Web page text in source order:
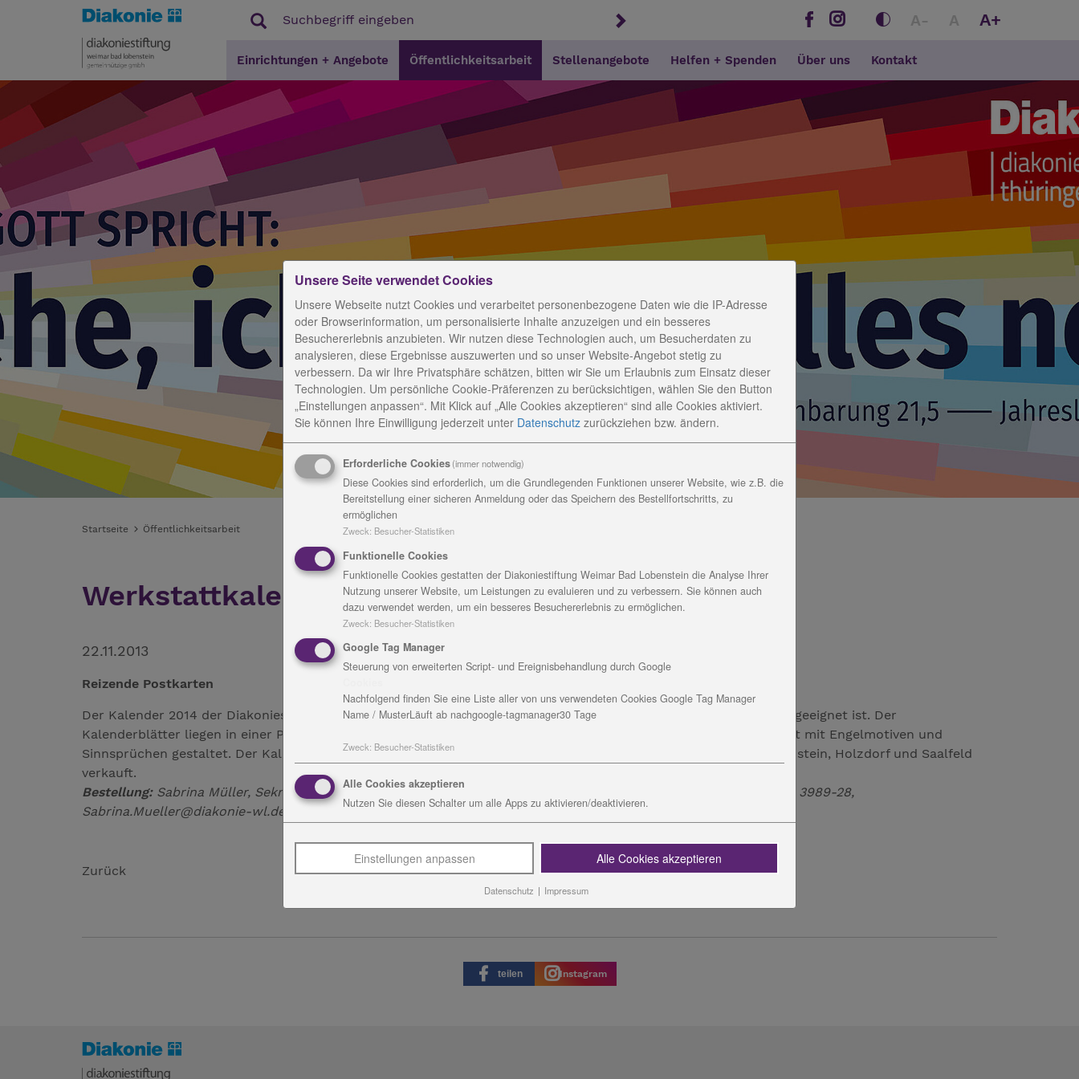
A- A A+
Einrichtungen + Angebote Öffentlichkeitsarbeit Stellenangebote Helfen + Spenden Über uns Kontakt
Startseite Öffentlichkeitsarbeit
Werkstattkalender 2014
22.11.2013
Reizende Postkarten
Der Kalender 2014 der Diakoniestiftung ist erschienen. Die 15. Auflage ist ein Monatskalender, der zum Aufstellen geeignet ist. Der
Kalenderblätter liegen in einer Plastikhülle. Diese können als Postkarten verwendet werden. Jedes Monatsblatt ist mit Engelmotiven und
Sinnsprüchen gestaltet. Der Kalender kostet 6,00 Euro und wird in den Werkstattläden in Altengesees, Bad Lobenstein, Holzdorf und Saalfeld
verkauft.
Bestellung: Sabrina Müller, Sekretariat der Diakoniestiftung, Bayerische Str. 13, 07356 Bad Lobenstein, Tel. 036651 3989-28,
Sabrina.Mueller@diakonie-wl.de
Zurück
teilen Instagram
Unsere Seite verwendet Cookies
Unsere Webseite nutzt Cookies und verarbeitet personenbezogene Daten wie die IP-Adresse
oder Browserinformation, um personalisierte Inhalte anzuzeigen und ein besseres
Besuchererlebnis anzubieten. Wir nutzen diese Technologien auch, um Besucherdaten zu
analysieren, diese Ergebnisse auszuwerten und so unser Website-Angebot stetig zu
verbessern. Da wir Ihre Privatsphäre schätzen, bitten wir Sie um Erlaubnis zum Einsatz dieser
Technologien. Um persönliche Cookie-Präferenzen zu berücksichtigen, wählen Sie den Button
„Einstellungen anpassen“. Mit Klick auf „Alle Cookies akzeptieren“ sind alle Cookies aktiviert.
Sie können Ihre Einwilligung jederzeit unter Datenschutz zurückziehen bzw. ändern.
Erforderliche Cookies(immer notwendig)
Diese Cookies sind erforderlich, um die Grundlegenden Funktionen unserer Website, wie z.B. die
Bereitstellung einer sicheren Anmeldung oder das Speichern des Bestellfortschritts, zu
ermöglichen
Zweck: Besucher-Statistiken
Funktionelle Cookies
Funktionelle Cookies gestatten der Diakoniestiftung Weimar Bad Lobenstein die Analyse Ihrer
Nutzung unserer Website, um Leistungen zu evaluieren und zu verbessern. Sie können auch
dazu verwendet werden, um ein besseres Besuchererlebnis zu ermöglichen.
Zweck: Besucher-Statistiken
Google Tag Manager
Steuerung von erweiterten Script- und Ereignisbehandlung durch Google
Nachfolgend finden Sie eine Liste aller von uns verwendeten Cookies Google Tag Manager
Name / MusterLäuft ab nachgoogle-tagmanager30 Tage
Zweck: Besucher-Statistiken
Alle Cookies akzeptieren
Nutzen Sie diesen Schalter um alle Apps zu aktivieren/deaktivieren.
Einstellungen anpassen Alle Cookies akzeptieren
Datenschutz | Impressum